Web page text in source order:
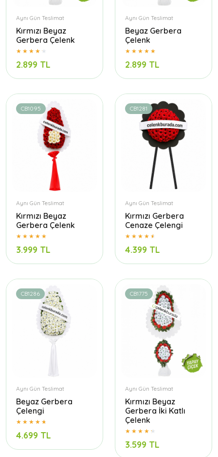
Aynı Gün Teslimat
Kırmızı Beyaz
Gerbera Çelenk
2.899 TL
Aynı Gün Teslimat
Beyaz Gerbera
Çelenk
2.899 TL
CB1095
Aynı Gün Teslimat
Kırmızı Beyaz
Gerbera Çelenk
3.999 TL
CB1281
Aynı Gün Teslimat
Kırmızı Gerbera
Cenaze Çelengi
4.399 TL
CB1286
Aynı Gün Teslimat
Beyaz Gerbera
Çelengi
4.699 TL
CB1775
Aynı Gün Teslimat
Kırmızı Beyaz
Gerbera İki Katlı
Çelenk
3.599 TL